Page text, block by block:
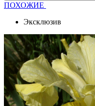
ПОХОЖИЕ
Эксклюзив